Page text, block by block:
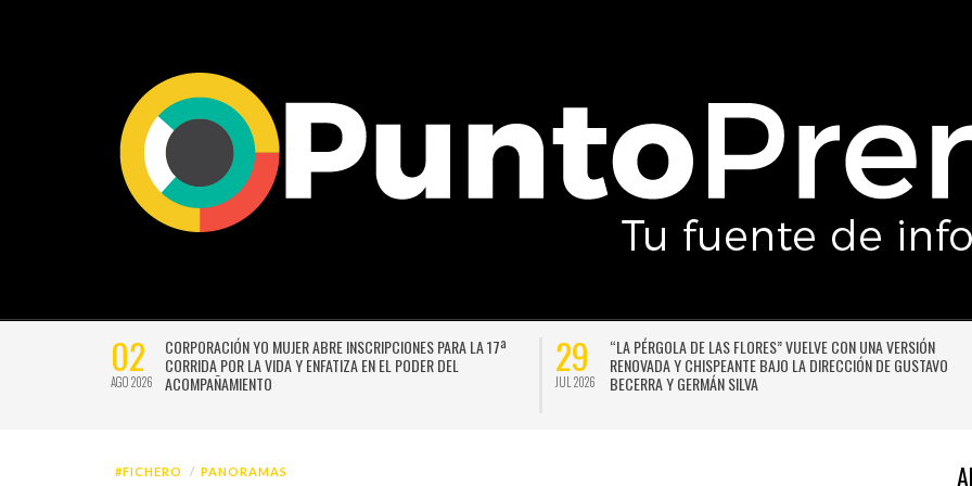
27
JUL 2026
UNIVERSIDAD DE CHILE VENCE CON SUFRIMIENTO A AUDAX
ITALIANO Y SE INSTALA EN LA PELEA POR EL SEGUNDO LUGAR
27
JUL 2026
LA LLUVIA NO DA TREGUA: PRONOSTICAN UN NUEVO SISTEMA
FRONTAL PARA SANTIAGO A COMIENZOS DE LA PRÓXIMA
SEMANA
#FICHERO PANORAMAS